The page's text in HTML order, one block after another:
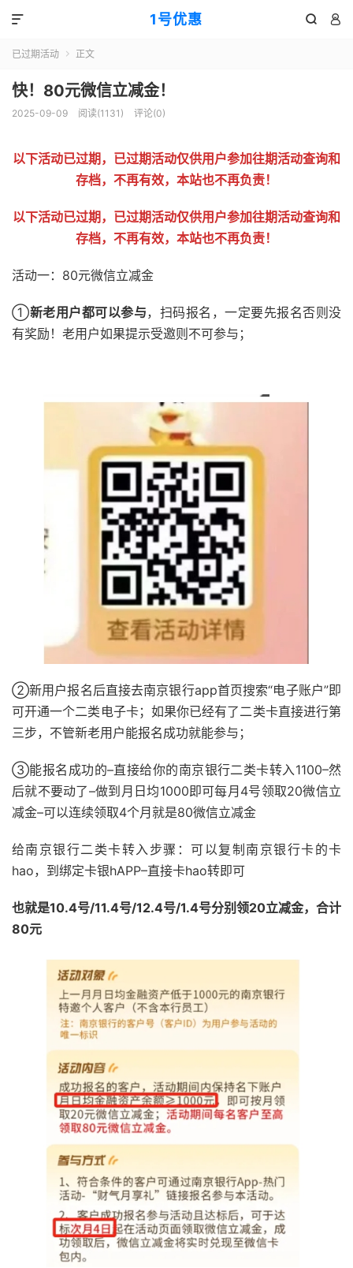
1号优惠  

已过期活动  正文
快！80元微信立减金！
2025-09-09 阅读(1131 ) 评论(0)
以下活动已过期，已过期活动仅供用户参加往期活动查询和
存档，不再有效，本站也不再负责！
以下活动已过期，已过期活动仅供用户参加往期活动查询和
存档，不再有效，本站也不再负责！
活动一：80元微信立减金
①新老用户都可以参与，扫码报名，一定要先报名否则没
有奖励！老用户如果提示受邀则不可参与；
②新用户报名后直接去南京银行app首页搜索“电子账户”即
可开通一个二类电子卡；如果你已经有了二类卡直接进行第
三步，不管新老用户能报名成功就能参与；
③能报名成功的–直接给你的南京银行二类卡转入1100–然
后就不要动了–做到月日均1000即可每月4号领取20微信立
减金–可以连续领取4个月就是80微信立减金
给南京银行二类卡转入步骤：可以复制南京银行卡的卡
hao，到绑定卡银hAPP–直接卡hao转即可
也就是10.4号/11.4号/12.4号/1.4号分别领20立减金，合计
80元